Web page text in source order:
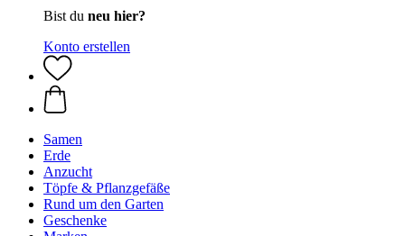
Bist du neu hier?
Konto erstellen
Samen
Erde
Anzucht
Töpfe & Pflanzgefäße
Rund um den Garten
Geschenke